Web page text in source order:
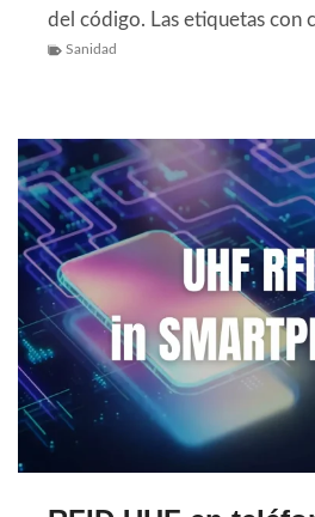
del código. Las etiquetas con
Sanidad